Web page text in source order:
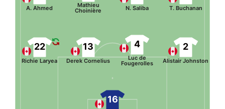
16
22
Richie Laryea
13
Derek Cornelius
4
Luc de
Fougerolles
2
Alistair Johnston
A. Ahmed Mathieu
Choinière N. Saliba T. Buchanan